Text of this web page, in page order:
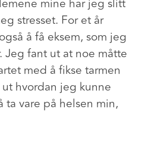
stresset. For et år
å få eksem, som jeg
Jeg fant ut at noe måtte
med å fikse tarmen
hvordan jeg kunne
ta vare på helsen min,